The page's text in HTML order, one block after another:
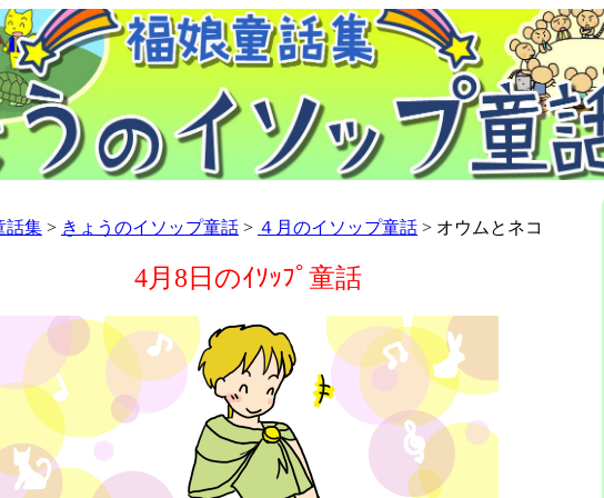
話集 > きょうのイソップ童話 > ４月のイソップ童話 > オウムとネコ
4月8日のｲｿｯﾌﾟ童話